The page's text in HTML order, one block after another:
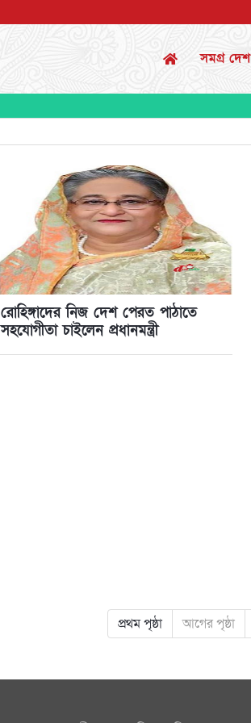
সমগ্র দেশ
রোহিঙ্গাদের নিজ দেশ পেরত পাঠাতে
সহযোগীতা চাইলেন প্রধানমন্ত্রী
প্রথম পৃষ্ঠা আগের পৃষ্ঠা